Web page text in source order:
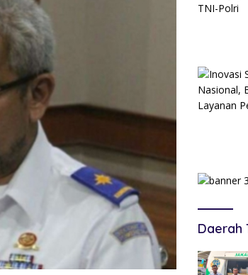
Daerah